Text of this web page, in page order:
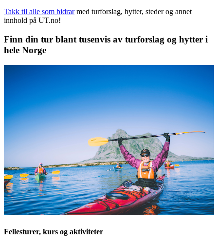
Takk til alle som bidrar med turforslag, hytter, steder og annet
innhold på UT.no!
Finn din tur blant tusenvis av turforslag og hytter i
hele Norge
Fellesturer, kurs og aktiviteter